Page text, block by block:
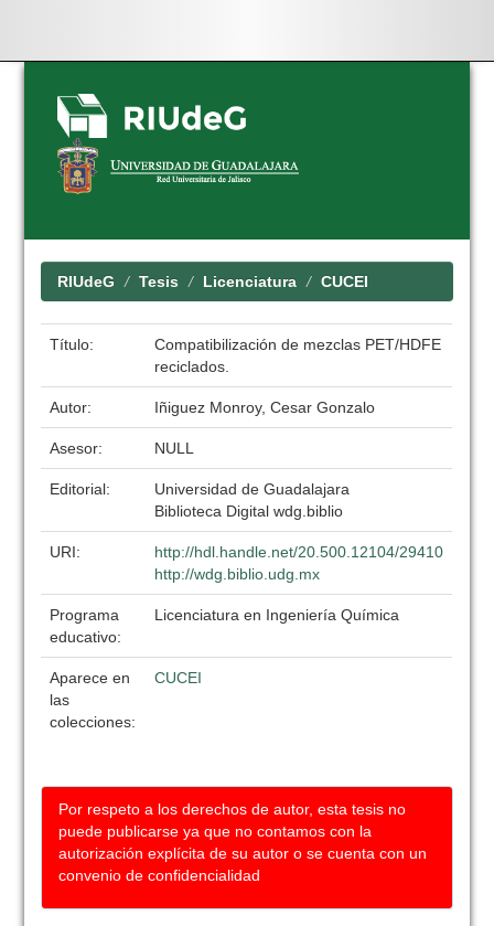
Skip
navigation
RIUdeG Tesis Licenciatura CUCEI
Título:
Compatibilización de mezclas PET/HDFE
reciclados.
Autor: Iñiguez Monroy, Cesar Gonzalo
Asesor: NULL
Editorial:
Universidad de Guadalajara
Biblioteca Digital wdg.biblio
URI:
http://hdl.handle.net/20.500.12104/29410
http://wdg.biblio.udg.mx
Programa
educativo:
Licenciatura en Ingeniería Química
Aparece en
las
colecciones:
CUCEI
Por respeto a los derechos de autor, esta tesis no
puede publicarse ya que no contamos con la
autorización explícita de su autor o se cuenta con un
convenio de confidencialidad